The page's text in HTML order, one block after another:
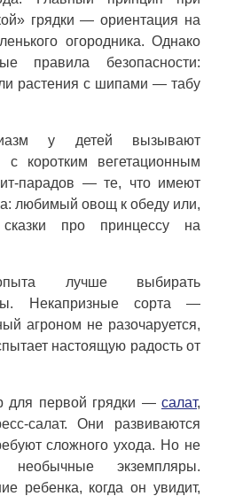
грядки — ориентация на
огородника. Однако
правила безопасности:
растения с шипами — табу
у детей вызывают
с коротким вегетационным
парадов — те, что имеют
любимый овощ к обеду или,
про принцессу на
лучше выбирать
Некапризные сорта —
агроном не разочаруется,
настоящую радость от
для первой грядки — салат,
салат. Они развиваются
сложного ухода. Но не
экземпляры.
ребенка, когда он увидит,